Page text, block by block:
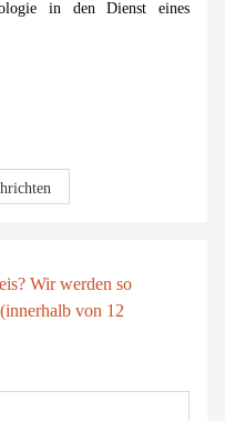
in den Dienst eines
Wir werden so
von 12